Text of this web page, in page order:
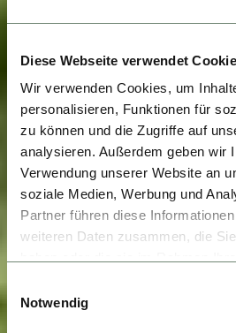
Diese Webseite verwendet
Wir verwenden Cookies, um
personalisieren, Funktionen für
zu können und die Zugriffe auf
analysieren. Außerdem geben wir
Verwendung unserer Website an
soziale Medien, Werbung und
Partner führen diese
weiteren Daten zusammen, die
Notwendig